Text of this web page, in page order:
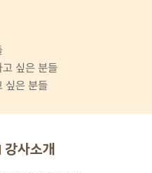
싶은 분들
싶은 분들
강사소개